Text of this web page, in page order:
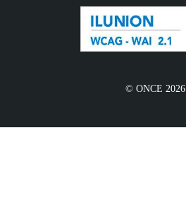
© ONCE 2026